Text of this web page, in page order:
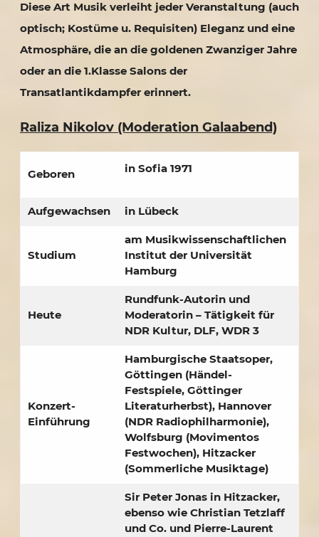
Diese Art Musik verleiht jeder Veranstaltung (auch
optisch; Kostüme u. Requisiten) Eleganz und eine
Atmosphäre, die an die goldenen Zwanziger Jahre
oder an die 1.Klasse Salons der
Transatlantikdampfer erinnert.
Raliza Nikolov (Moderation Galaabend)
Geboren in Sofia 1971
Aufgewachsen in Lübeck
Studium
am Musikwissenschaftlichen
Institut der Universität
Hamburg
Heute
Rundfunk-Autorin und
Moderatorin – Tätigkeit für
NDR Kultur, DLF, WDR 3
Konzert-
Einführung
Hamburgische Staatsoper,
Göttingen (Händel-
Festspiele, Göttinger
Literaturherbst), Hannover
(NDR Radiophilharmonie),
Wolfsburg (Movimentos
Festwochen), Hitzacker
(Sommerliche Musiktage)
Sir Peter Jonas in Hitzacker,
ebenso wie Christian Tetzlaff
und Co. und Pierre-Laurent